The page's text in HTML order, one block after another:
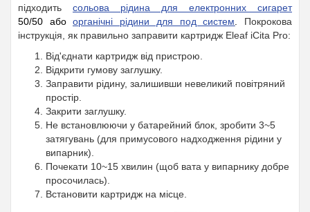
підходить сольова рідина для електронних сигарет
50/50 абоорганічні рідини для под систем
Покрокова
інструкція, як правильно заправити картридж Eleaf iCita Pro:
Від'єднати картридж від пристрою.
Відкрити гумову заглушку.
Заправити рідину, залишивши невеликий повітряний
простір.
Закрити заглушку.
Не встановлюючи у батарейний блок, зробити 3~5
затягувань (для примусового надходження рідини у
випарник).
Почекати 10~15 хвилин (щоб вата у випарнику добре
просочилась).
Встановити картридж на місце.